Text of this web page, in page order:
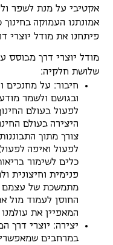
אקטיבי על מנת לשפר
אמונתנו העמוקה
פיתחנו את מודל יוצרי
מודל יוצרי דרך מבוסס
שלושת חלקיה:
חיבור: על מחנכים
ובגושם ולשמר
לפעול בעולם
היצירה בעולם
צורך מתוך
לפעול ואיפה
כלים לשימור
פנימית וחיצונית
מתמשכת של עצמם
החוסן לעמוד מול
המאפיין את עולמנו
יצירה: יוצרי דרך
במרחבים שמאפשרים